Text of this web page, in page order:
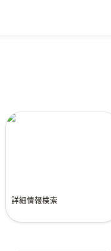
詳細情報検索
詳細情報検索